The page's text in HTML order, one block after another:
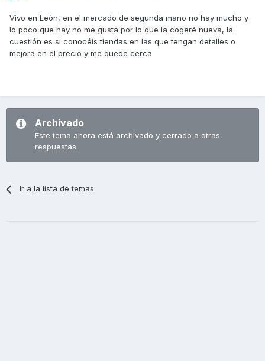
Vivo en León, en el mercado de segunda mano no hay mucho y
lo poco que hay no me gusta por lo que la cogeré nueva, la
cuestión es si conocéis tiendas en las que tengan detalles o
mejora en el precio y me quede cerca
Archivado
Este tema ahora está archivado y cerrado a otras
respuestas.
Ir a la lista de temas